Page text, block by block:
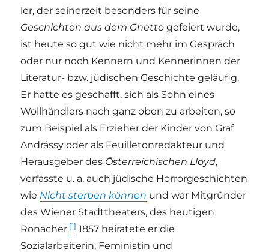
ler, der seinerzeit besonders für seine
Geschichten aus dem Ghetto gefeiert wurde,
ist heute so gut wie nicht mehr im Gespräch
oder nur noch Kennern und Kennerinnen der
Literatur- bzw. jüdischen Geschichte geläufig.
Er hatte es geschafft, sich als Sohn eines
Wollhändlers nach ganz oben zu arbeiten, so
zum Beispiel als Erzieher der Kinder von Graf
Andrássy oder als Feuilletonredakteur und
Herausgeber des Österreichischen Lloyd,
verfasste u. a. auch jüdische Horrorgeschichten
wie Nicht sterben können und war Mitgründer
des Wiener Stadttheaters, des heutigen
Ronacher.[1] 1857 heiratete er die
Sozialarbeiterin, Feministin und